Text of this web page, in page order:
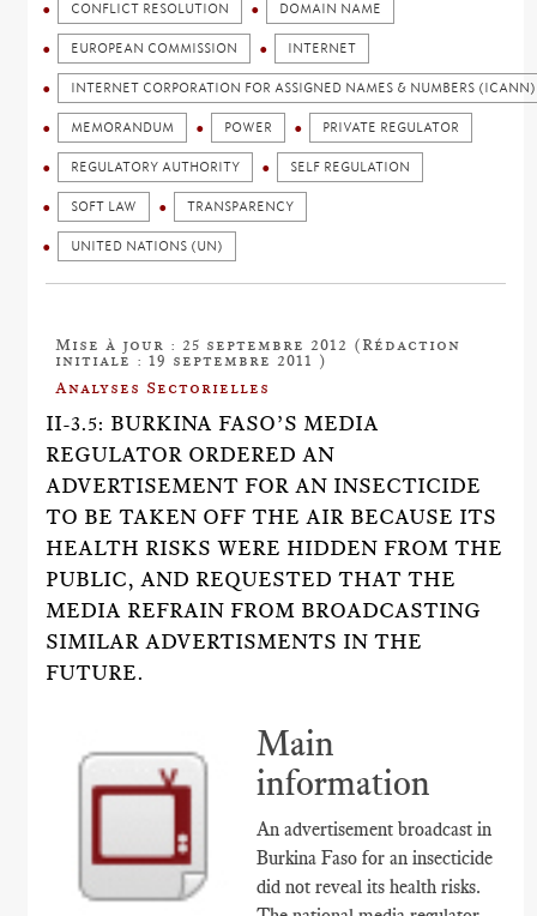
CONFLICT RESOLUTION DOMAIN NAME
EUROPEAN COMMISSION INTERNET
INTERNET CORPORATION FOR ASSIGNED NAMES & NUMBERS (ICANN)
MEMORANDUM POWER PRIVATE REGULATOR
REGULATORY AUTHORITY SELF REGULATION
SOFT LAW TRANSPARENCY
UNITED NATIONS (UN)
Mise à jour : 25 septembre 2012 (Rédaction
initiale : 19 septembre 2011 )
Analyses Sectorielles
II-3.5: BURKINA FASO’S MEDIA
REGULATOR ORDERED AN
ADVERTISEMENT FOR AN INSECTICIDE
TO BE TAKEN OFF THE AIR BECAUSE ITS
HEALTH RISKS WERE HIDDEN FROM THE
PUBLIC, AND REQUESTED THAT THE
MEDIA REFRAIN FROM BROADCASTING
SIMILAR ADVERTISMENTS IN THE
FUTURE.
Main
information
An advertisement broadcast in
Burkina Faso for an insecticide
did not reveal its health risks.